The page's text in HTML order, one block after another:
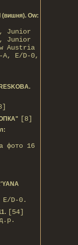
(вишня). Ow:
Junior
Junior
Austria
A, E/D-0,
[8]
фото 16
E/D-0.
[54]
д.р.